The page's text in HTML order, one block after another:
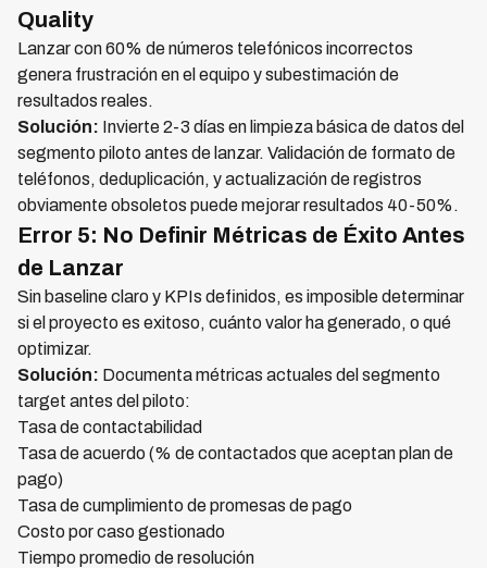
Quality
Lanzar con 60% de números telefónicos incorrectos
genera frustración en el equipo y subestimación de
resultados reales.
Solución: Invierte 2-3 días en limpieza básica de datos del
segmento piloto antes de lanzar. Validación de formato de
teléfonos, deduplicación, y actualización de registros
obviamente obsoletos puede mejorar resultados 40-50%.
Error 5: No Definir Métricas de Éxito Antes
de Lanzar
Sin baseline claro y KPIs definidos, es imposible determinar
si el proyecto es exitoso, cuánto valor ha generado, o qué
optimizar.
Solución: Documenta métricas actuales del segmento
target antes del piloto:
Tasa de contactabilidad
Tasa de acuerdo (% de contactados que aceptan plan de
pago)
Tasa de cumplimiento de promesas de pago
Costo por caso gestionado
Tiempo promedio de resolución